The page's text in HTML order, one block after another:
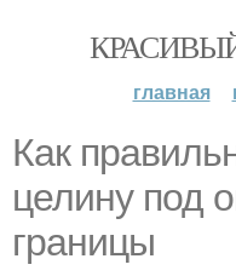
главная
Как
целину под
границы